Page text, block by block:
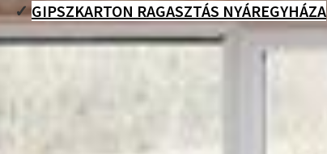
✓GIPSZKARTON RAGASZTÁS NYÁREGYHÁZA